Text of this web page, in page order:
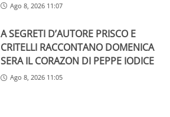
Ago 8, 2026 11:07
A SEGRETI D’AUTORE PRISCO E
CRITELLI RACCONTANO DOMENICA
SERA IL CORAZON DI PEPPE IODICE
Ago 8, 2026 11:05